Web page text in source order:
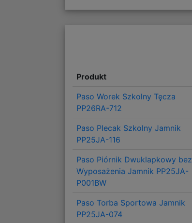
Produkt
Paso Worek Szkolny Tęcza
PP26RA-712
Paso Plecak Szkolny Jamnik
PP25JA-116
Paso Piórnik Dwuklapkowy bez
Wyposażenia Jamnik PP25JA-
P001BW
Paso Torba Sportowa Jamnik
PP25JA-074